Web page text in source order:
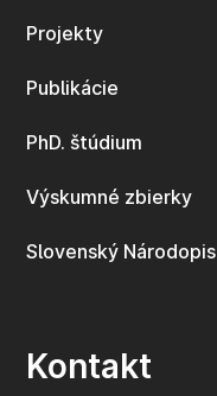
Projekty
Publikácie
PhD. štúdium
Výskumné zbierky
Slovenský Národopis
Kontakt